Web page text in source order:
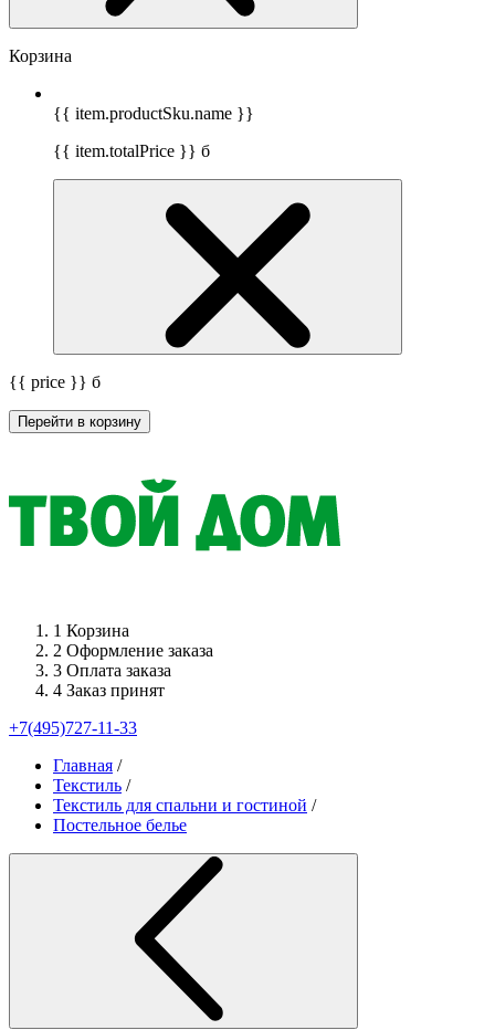
Корзина
{{ item.productSku.name }}
{{ item.totalPrice }} б
{{ price }} б
Перейти в корзину
1 Корзина
2 Оформление заказа
3 Оплата заказа
4 Заказ принят
+7(495)727-11-33
Главная /
Текстиль /
Текстиль для спальни и гостиной /
Постельное белье